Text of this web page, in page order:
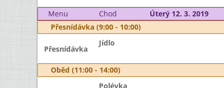
Menu Chod Úterý 12. 3. 2019
Přesnídávka (9:00 - 10:00)
Přesnídávka
Jídlo
Oběd (11:00 - 14:00)
Polévka